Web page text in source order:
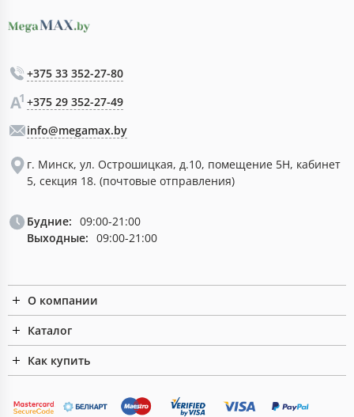
+375 33 352-27-80
+375 29 352-27-49
info@megamax.by
г. Минск, ул. Острошицкая, д.10, помещение 5Н, кабинет
5, секция 18. (почтовые отправления)
Будние: 09:00-21:00
Выходные: 09:00-21:00
О компании
Каталог
Как купить